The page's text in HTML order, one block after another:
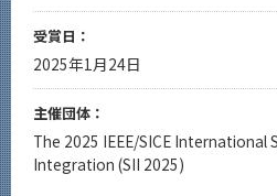
受賞日：
2025年1月24日
主催団体：
The 2025 IEEE/SICE International
Integration (SII 2025)